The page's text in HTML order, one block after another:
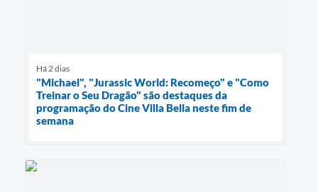
Há 2 dias
"Michael", "Jurassic World: Recomeço" e "Como
Treinar o Seu Dragão" são destaques da
programação do Cine Villa Bella neste fim de
semana